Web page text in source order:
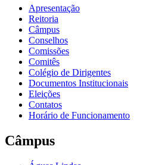
Apresentação
Reitoria
Câmpus
Conselhos
Comissões
Comitês
Colégio de Dirigentes
Documentos Institucionais
Eleições
Contatos
Horário de Funcionamento
Câmpus